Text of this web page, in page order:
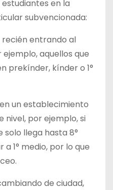
en la
subvencionada:
recién entrando al
aquellos que
prekínder, kínder o 1°
un establecimiento
nivel, por ejemplo, si
solo llega hasta 8°
1° medio, por lo que
de ciudad,